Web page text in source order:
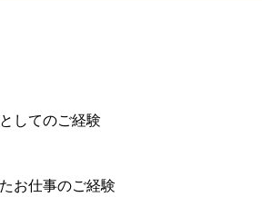
してのご経験
お仕事のご経験